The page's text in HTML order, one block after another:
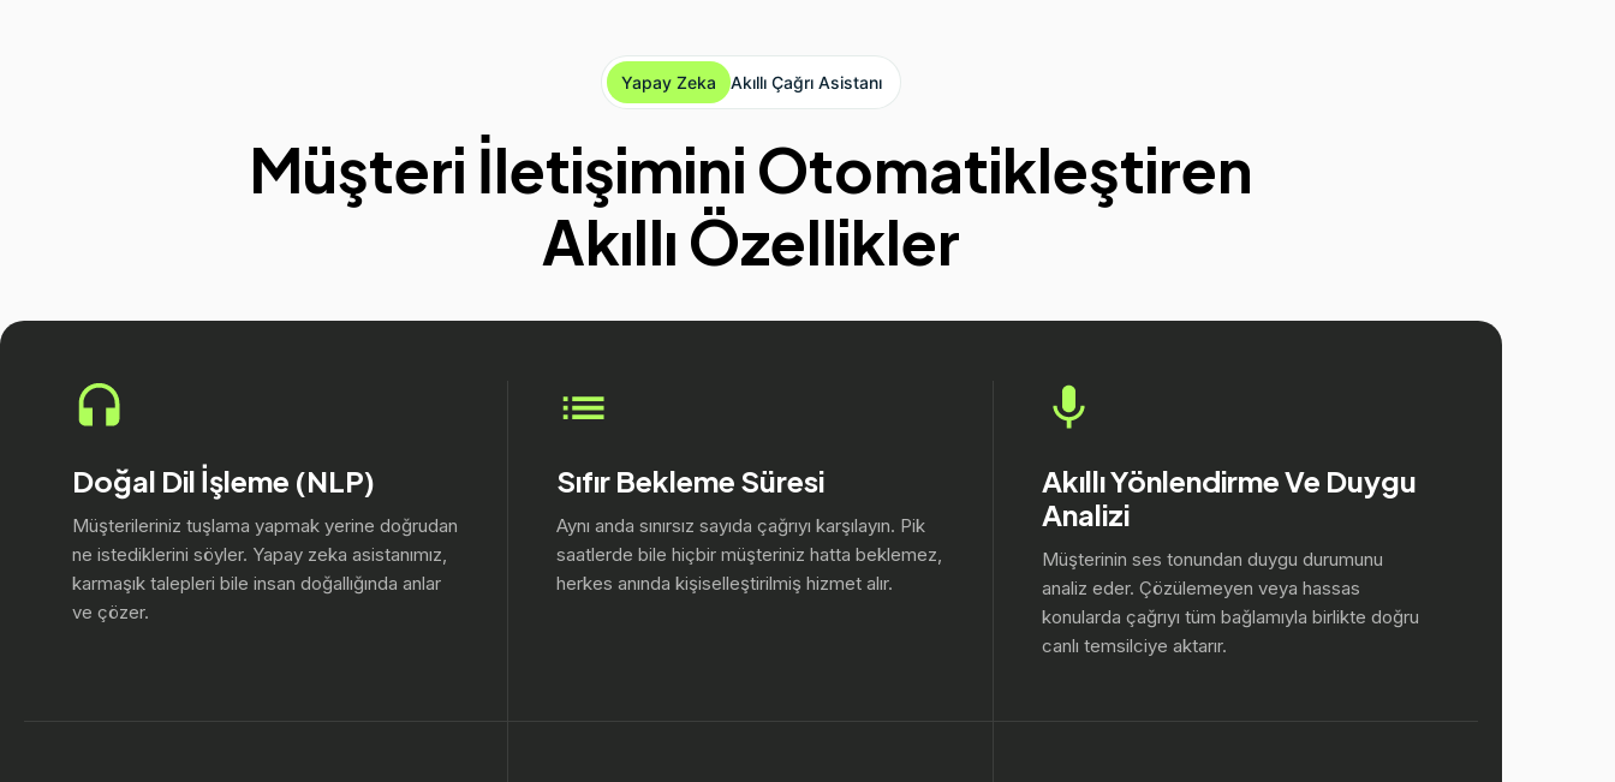
Yapay Zeka Akıllı Çağrı Asistanı
Müşteri İletişimini Otomatikleştiren
Akıllı Özellikler
Doğal Dil İşleme (NLP)
Müşterileriniz tuşlama yapmak yerine doğrudan
ne istediklerini söyler. Yapay zeka asistanımız,
karmaşık talepleri bile insan doğallığında anlar
ve çözer.
Sıfır Bekleme Süresi
Aynı anda sınırsız sayıda çağrıyı karşılayın. Pik
saatlerde bile hiçbir müşteriniz hatta beklemez,
herkes anında kişiselleştirilmiş hizmet alır.
Akıllı Yönlendirme Ve Duygu
Analizi
Müşterinin ses tonundan duygu durumunu
analiz eder. Çözülemeyen veya hassas
konularda çağrıyı tüm bağlamıyla birlikte doğru
canlı temsilciye aktarır.